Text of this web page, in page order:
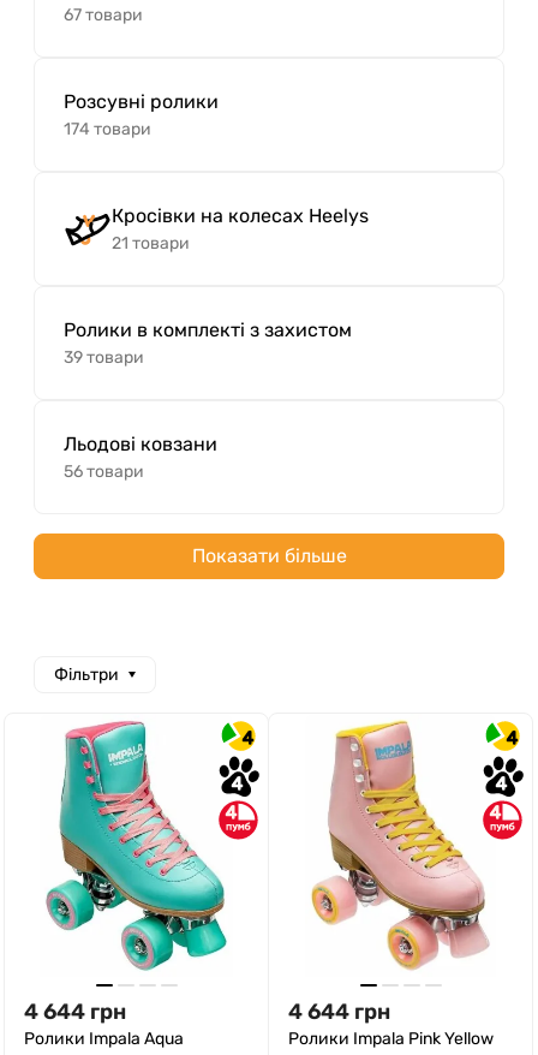
67 товари
Розсувні ролики
174 товари
Кросівки на колесах Heelys
21 товари
Ролики в комплекті з захистом
39 товари
Льодові ковзани
56 товари
Показати більше
Фільтри
4
4
4
4 644 грн
Ролики Impala Aqua
4
4
4
4 644 грн
Ролики Impala Pink Yellow